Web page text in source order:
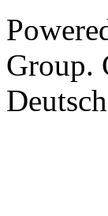
Group.